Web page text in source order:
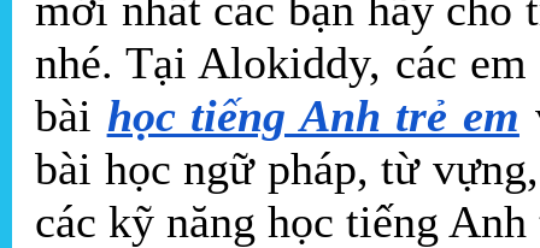
nhé. Tại Alokiddy, các
bài học tiếng Anh trẻ em
bài học ngữ pháp, từ
các kỹ năng học tiếng